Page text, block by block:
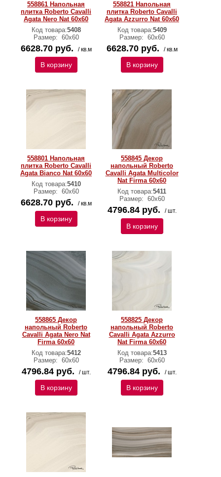
558861 Напольная
плитка Roberto Cavalli
Agata Nero Nat 60x60
Код товара:5408
Размер: 60х60
6628.70 руб. / кв.м
В корзину
558821 Напольная
плитка Roberto Cavalli
Agata Azzurro Nat 60x60
Код товара:5409
Размер: 60х60
6628.70 руб. / кв.м
В корзину
558801 Напольная
плитка Roberto Cavalli
Agata Bianco Nat 60x60
Код товара:5410
Размер: 60х60
6628.70 руб. / кв.м
В корзину
558845 Декор
напольный Roberto
Cavalli Agata Multicolor
Nat Firma 60x60
Код товара:5411
Размер: 60х60
4796.84 руб. / шт.
В корзину
558865 Декор
напольный Roberto
Cavalli Agata Nero Nat
Firma 60x60
Код товара:5412
Размер: 60х60
4796.84 руб. / шт.
В корзину
558825 Декор
напольный Roberto
Cavalli Agata Azzurro
Nat Firma 60x60
Код товара:5413
Размер: 60х60
4796.84 руб. / шт.
В корзину